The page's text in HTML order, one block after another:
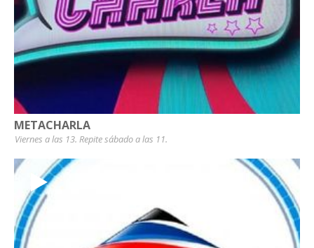
METACHARLA
Viernes a las 13. Repite sábado a las 11.